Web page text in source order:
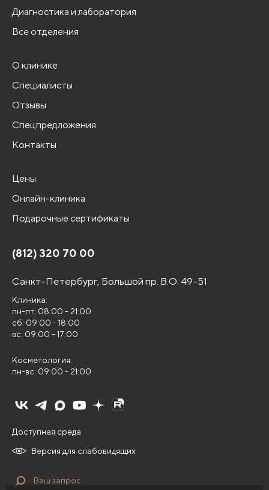
Диагностика и лаборатория
Все отделения
О клинике
Специалисты
Отзывы
Спецпредложения
Контакты
Цены
Онлайн-клиника
Подарочные сертификаты
(812) 320 70 00
Санкт-Петербург, Большой пр. В.О. 49-51
Клиника:
пн-пт: 08:00 - 21:00
сб: 09:00 - 18:00
вс: 09:00 - 17:00
Косметология:
пн-вс: 09:00 - 21:00
Версия для слабовидящих
Доступная среда